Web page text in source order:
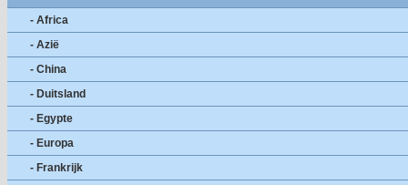
- Africa
- Azië
- China
- Duitsland
- Egypte
- Europa
- Frankrijk